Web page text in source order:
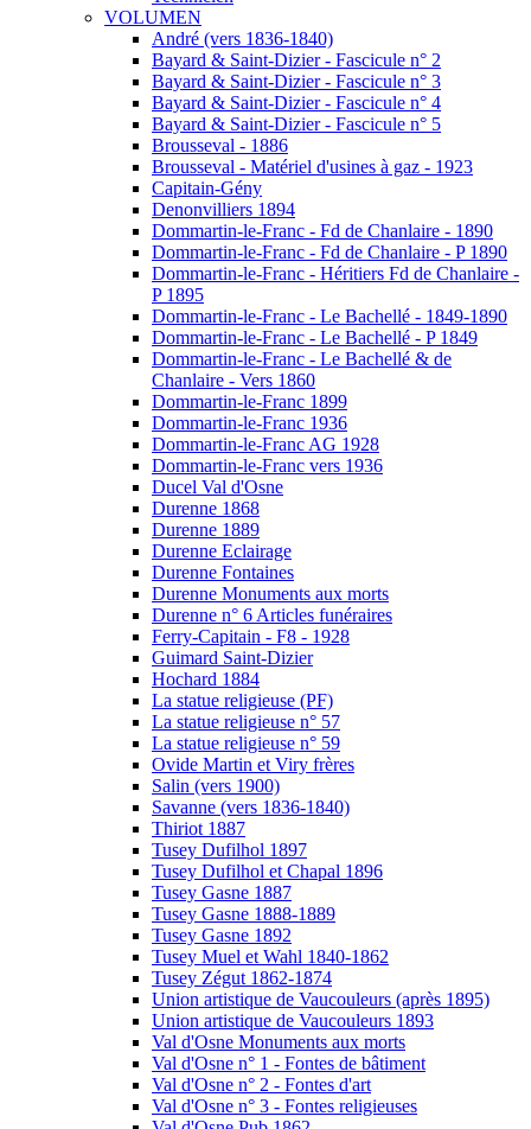
VOLUMEN
André (vers 1836-1840)
Bayard & Saint-Dizier - Fascicule n° 2
Bayard & Saint-Dizier - Fascicule n° 3
Bayard & Saint-Dizier - Fascicule n° 4
Bayard & Saint-Dizier - Fascicule n° 5
Brousseval - 1886
Brousseval - Matériel d'usines à gaz - 1923
Capitain-Gény
Denonvilliers 1894
Dommartin-le-Franc - Fd de Chanlaire - 1890
Dommartin-le-Franc - Fd de Chanlaire - P 1890
Dommartin-le-Franc - Héritiers Fd de Chanlaire -
P 1895
Dommartin-le-Franc - Le Bachellé - 1849-1890
Dommartin-le-Franc - Le Bachellé - P 1849
Dommartin-le-Franc - Le Bachellé & de
Chanlaire - Vers 1860
Dommartin-le-Franc 1899
Dommartin-le-Franc 1936
Dommartin-le-Franc AG 1928
Dommartin-le-Franc vers 1936
Ducel Val d'Osne
Durenne 1868
Durenne 1889
Durenne Eclairage
Durenne Fontaines
Durenne Monuments aux morts
Durenne n° 6 Articles funéraires
Ferry-Capitain - F8 - 1928
Guimard Saint-Dizier
Hochard 1884
La statue religieuse (PF)
La statue religieuse n° 57
La statue religieuse n° 59
Ovide Martin et Viry frères
Salin (vers 1900)
Savanne (vers 1836-1840)
Thiriot 1887
Tusey Dufilhol 1897
Tusey Dufilhol et Chapal 1896
Tusey Gasne 1887
Tusey Gasne 1888-1889
Tusey Gasne 1892
Tusey Muel et Wahl 1840-1862
Tusey Zégut 1862-1874
Union artistique de Vaucouleurs (après 1895)
Union artistique de Vaucouleurs 1893
Val d'Osne Monuments aux morts
Val d'Osne n° 1 - Fontes de bâtiment
Val d'Osne n° 2 - Fontes d'art
Val d'Osne n° 3 - Fontes religieuses